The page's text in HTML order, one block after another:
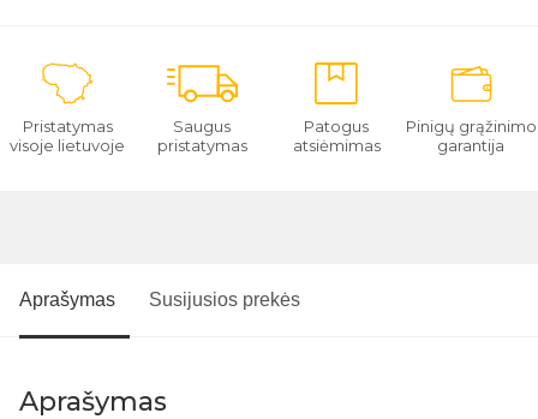
Pristatymas
visoje lietuvoje
Saugus
pristatymas
Patogus
atsiėmimas
Pinigų grąžinimo
garantija
Aprašymas Susijusios prekės
Aprašymas